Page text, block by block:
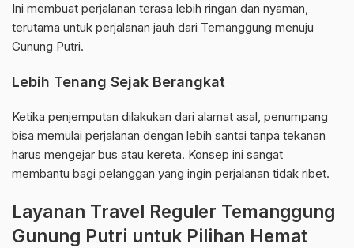
Ini membuat perjalanan terasa lebih ringan dan nyaman,
terutama untuk perjalanan jauh dari Temanggung menuju
Gunung Putri.
Lebih Tenang Sejak Berangkat
Ketika penjemputan dilakukan dari alamat asal, penumpang
bisa memulai perjalanan dengan lebih santai tanpa tekanan
harus mengejar bus atau kereta. Konsep ini sangat
membantu bagi pelanggan yang ingin perjalanan tidak ribet.
Layanan Travel Reguler Temanggung
Gunung Putri untuk Pilihan Hemat